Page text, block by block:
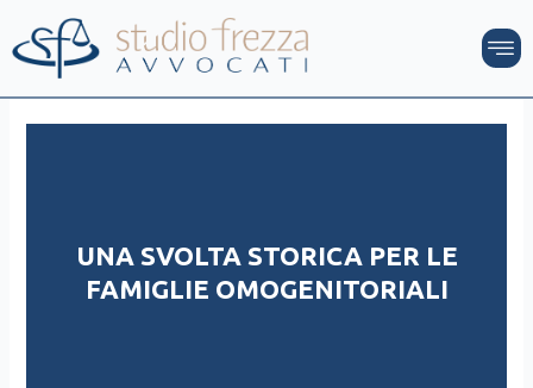
contenuto
UNA SVOLTA STORICA PER LE
FAMIGLIE OMOGENITORIALI